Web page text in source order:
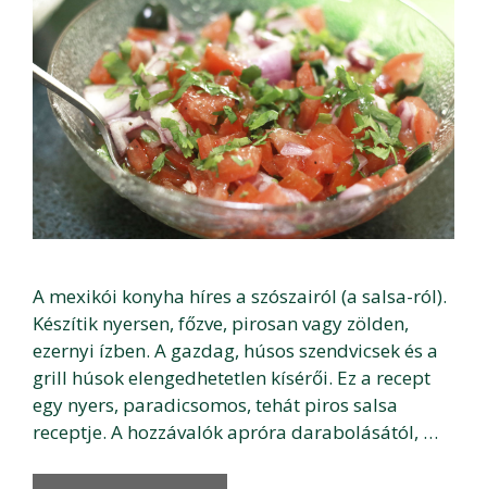
A mexikói konyha híres a szószairól (a salsa-ról).
Készítik nyersen, főzve, pirosan vagy zölden,
ezernyi ízben. A gazdag, húsos szendvicsek és a
grill húsok elengedhetetlen kísérői. Ez a recept
egy nyers, paradicsomos, tehát piros salsa
receptje. A hozzávalók apróra darabolásától, …